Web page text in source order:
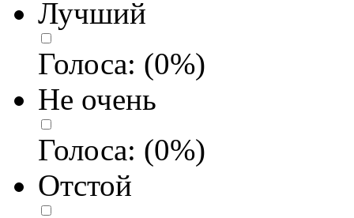
Лучший
Голоса: (0%)
Не очень
Голоса: (0%)
Отстой